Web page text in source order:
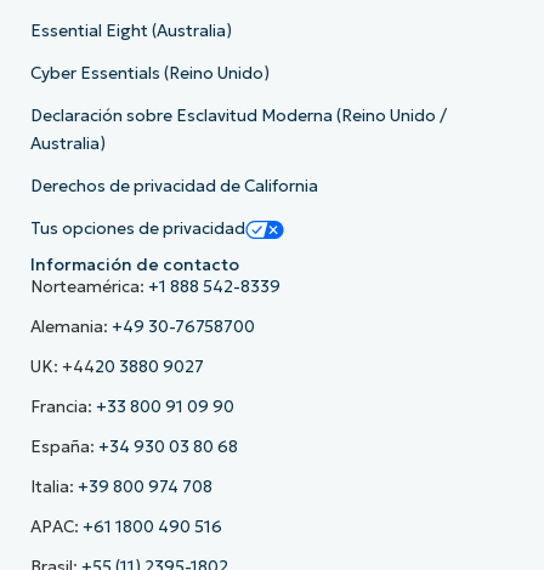
Essential Eight (Australia)
Cyber Essentials (Reino Unido)
Declaración sobre Esclavitud Moderna (Reino Unido /
Australia)
Derechos de privacidad de California
Tus opciones de privacidad
Información de contacto
Norteamérica: +1 888 542-8339
Alemania: +49 30-76758700
UK: +4420 3880 9027
Francia: +33 800 91 09 90
España: +34 930 03 80 68
Italia: +39 800 974 708
APAC: +61 1800 490 516